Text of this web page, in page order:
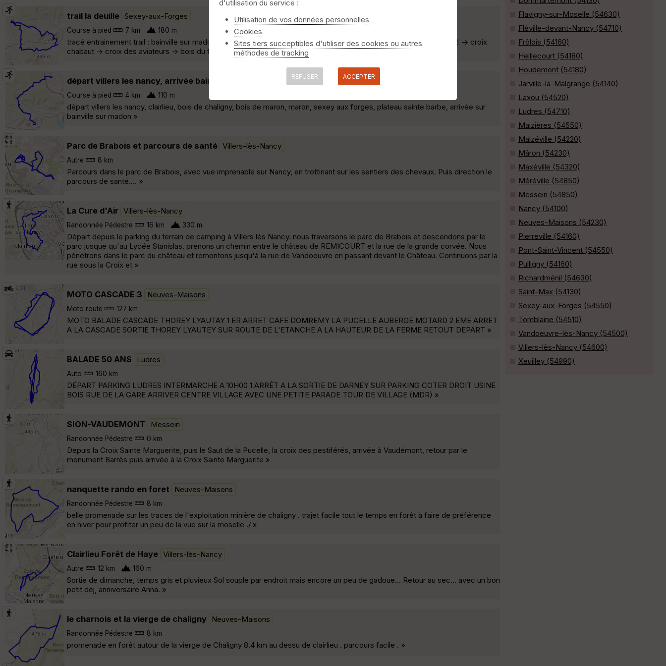
trail la deuille Sexey-aux-Forges
Course à pied 7 km 180 m
tracé entrainement trail : bainville sur madon -> aérodrome -> ferme des gimeys ->fontainede la deuille(résurgence) -> croix
chabaut -> croix des aviateurs -> bois du feys -> forêt de laVoivre -> retour sur bainville »
départ villers les nancy, arrivée bainville sur madon Villers-lès-Nancy
Course à pied 4 km 110 m
départ villers les nancy, clairlieu, bois de chaligny, bois de maron, maron, sexey aux forges, plateau sainte barbe, arrivée sur
bainville sur madon »
Parc de Brabois et parcours de santé Villers-lès-Nancy
Autre 8 km
Parcours dans le parc de Brabois, avec vue imprenable sur Nancy, en trottinant sur les sentiers des chevaux. Puis direction le
parcours de santé.... »
La Cure d'Air Villers-lès-Nancy
Randonnée Pédestre 16 km 330 m
Départ depuis le parking du terrain de camping à Villers lès Nancy. nous traversons le parc de Brabois et descendons par le
parc jusque qu'au Lycée Stanislas. prenons un chemin entre le château de REMICOURT et la rue de la grande corvée. Nous
pénétrons dans le parc du château et remontons jusqu'à la rue de Vandoeuvre en passant devant le Château. Continuons par la
rue sous la Croix et »
MOTO CASCADE 3 Neuves-Maisons
Moto route 127 km
MOTO BALADE CASCADE THOREY LYAUTAY 1 ER ARRET CAFE DOMREMY LA PUCELLE AUBERGE MOTARD 2 EME ARRET
A LA CASCADE SORTIE THOREY LYAUTEY SUR ROUTE DE L'ETANCHE A LA HAUTEUR DE LA FERME RETOUT DEPART »
BALADE 50 ANS Ludres
Auto 160 km
DÉPART PARKING LUDRES INTERMARCHE A 10H00 1 ARRÊT A LA SORTIE DE DARNEY SUR PARKING COTER DROIT USINE
BOIS RUE DE LA GARE ARRIVER CENTRE VILLAGE AVEC UNE PETITE PARADE TOUR DE VILLAGE (MDR) »
SION-VAUDEMONT Messein
Randonnée Pédestre 0 km
Depuis la Croix Sainte Marguerite, puis le Saut de la Pucelle, la croix des pestiférés, arrivée à Vaudémont, retour par le
monument Barrès puis arrivée à la Croix Sainte Marguerite »
nanquette rando en foret Neuves-Maisons
Randonnée Pédestre 8 km
belle promenade sur les traces de l'exploitation minière de chaligny . trajet facile tout le temps en forêt à faire de préférence
en hiver pour profiter un peu de la vue sur la moselle ./ »
Clairlieu Forêt de Haye Villers-lès-Nancy
Autre 12 km 160 m
Sortie de dimanche, temps gris et pluvieux Sol souple par endroit mais encore un peu de gadoue... Retour au sec... avec un bon
petit déj, anniversaire Anna. »
le charnois et la vierge de chaligny Neuves-Maisons
Randonnée Pédestre 8 km
promenade en forêt autour de la vierge de Chaligny 8.4 km au dessu de clairlieu . parcours facile . »
Flavigny-sur-Moselle (54630)
Fléville-devant-Nancy (54710)
Frôlois (54160)
Heillecourt (54180)
Houdemont (54180)
Jarville-la-Malgrange (54140)
Laxou (54520)
Ludres (54710)
Maizières (54550)
Malzéville (54220)
Mâron (54230)
Maxéville (54320)
Méréville (54850)
Messein (54850)
Nancy (54100)
Neuves-Maisons (54230)
Pierreville (54160)
Pont-Saint-Vincent (54550)
Pulligny (54160)
Richardménil (54630)
Saint-Max (54130)
Sexey-aux-Forges (54550)
Tomblaine (54510)
Vandoeuvre-lès-Nancy (54500)
Villers-lès-Nancy (54600)
Xeuilley (54990)
d'utilisation du service :
Utilisation de vos données personnelles
Cookies
Sites tiers succeptibles d'utiliser des cookies ou autres
méthodes de tracking
REFUSER ACCEPTER